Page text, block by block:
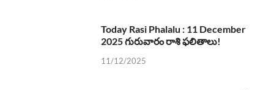
Today Rasi Phalalu : 11 December
2025 గురువారం రాశి ఫలితాలు!
11/12/2025